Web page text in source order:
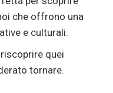
che offrono una
e culturali.
quei
tornare.